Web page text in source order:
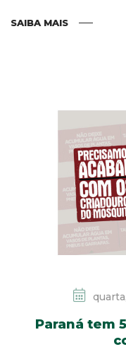
SAIBA MAIS
Paraná tem